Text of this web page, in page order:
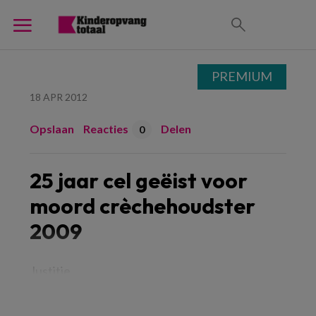
18 APR 2012
Opslaan Reacties 0 Delen
25 jaar cel geëist voor
moord crèchehoudster
2009
PREMIUM